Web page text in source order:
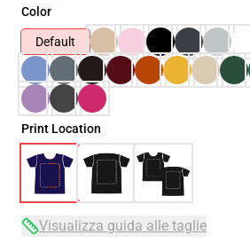
Color
Default
Print Location
Visualizza guida alle taglie